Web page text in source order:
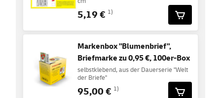
5,19 € 1)
Markenbox "Blumenbrief",
Briefmarke zu 0,95 €, 100er-Box
selbstklebend, aus der Dauerserie "Welt
der Briefe"
95,00 € 1)